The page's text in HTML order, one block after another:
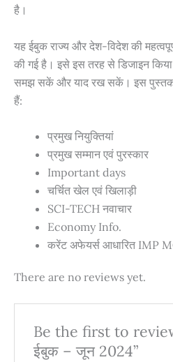
है।
यह ईबुक राज्य और देश-विदेश की
की गई है। इसे इस तरह से डिजाइन
समझ सकें और याद रख सकें। इस पुस्तक
हैं:
प्रमुख नियुक्तियां
प्रमुख सम्मान एवं पुरस्कार
Important days
चर्चित खेल एवं खिलाड़ी
SCI-TECH नवाचार
Economy Info.
करेंट अफेयर्स आधारित IMP
There are no reviews yet.
Be the first to
ईबुक – जून 2024”